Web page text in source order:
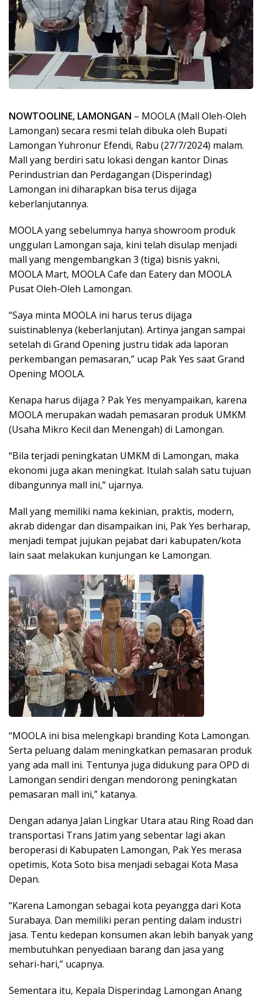
NOWTOOLINE, LAMONGAN – MOOLA (Mall Oleh-Oleh
Lamongan) secara resmi telah dibuka oleh Bupati
Lamongan Yuhronur Efendi, Rabu (27/7/2024) malam.
Mall yang berdiri satu lokasi dengan kantor Dinas
Perindustrian dan Perdagangan (Disperindag)
Lamongan ini diharapkan bisa terus dijaga
keberlanjutannya.
MOOLA yang sebelumnya hanya showroom produk
unggulan Lamongan saja, kini telah disulap menjadi
mall yang mengembangkan 3 (tiga) bisnis yakni,
MOOLA Mart, MOOLA Cafe dan Eatery dan MOOLA
Pusat Oleh-Oleh Lamongan.
“Saya minta MOOLA ini harus terus dijaga
suistinablenya (keberlanjutan). Artinya jangan sampai
setelah di Grand Opening justru tidak ada laporan
perkembangan pemasaran,” ucap Pak Yes saat Grand
Opening MOOLA.
Kenapa harus dijaga ? Pak Yes menyampaikan, karena
MOOLA merupakan wadah pemasaran produk UMKM
(Usaha Mikro Kecil dan Menengah) di Lamongan.
“Bila terjadi peningkatan UMKM di Lamongan, maka
ekonomi juga akan meningkat. Itulah salah satu tujuan
dibangunnya mall ini,” ujarnya.
Mall yang memiliki nama kekinian, praktis, modern,
akrab didengar dan disampaikan ini, Pak Yes berharap,
menjadi tempat jujukan pejabat dari kabupaten/kota
lain saat melakukan kunjungan ke Lamongan.
“MOOLA ini bisa melengkapi branding Kota Lamongan.
Serta peluang dalam meningkatkan pemasaran produk
yang ada mall ini. Tentunya juga didukung para OPD di
Lamongan sendiri dengan mendorong peningkatan
pemasaran mall ini,” katanya.
Dengan adanya Jalan Lingkar Utara atau Ring Road dan
transportasi Trans Jatim yang sebentar lagi akan
beroperasi di Kabupaten Lamongan, Pak Yes merasa
opetimis, Kota Soto bisa menjadi sebagai Kota Masa
Depan.
“Karena Lamongan sebagai kota peyangga dari Kota
Surabaya. Dan memiliki peran penting dalam industri
jasa. Tentu kedepan konsumen akan lebih banyak yang
membutuhkan penyediaan barang dan jasa yang
sehari-hari,” ucapnya.
Sementara itu, Kepala Disperindag Lamongan Anang